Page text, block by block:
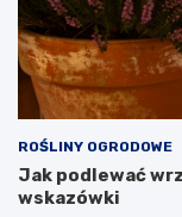
ROŚLINY OGRODOWE
Jak podlewać
wskazówki